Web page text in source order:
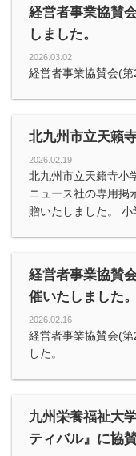
経営者事業協賛
しました。
2026.03.02
経営者事業協賛会(第
北九州市立天籟
2026.02.19
北九州市立天籟寺小
ニュース社の専用掲
贈いたしました。
経営者事業協賛
催いたしました。
2026.02.16
経営者事業協賛会(
した。
九州栄養福祉大
ティバル』に協